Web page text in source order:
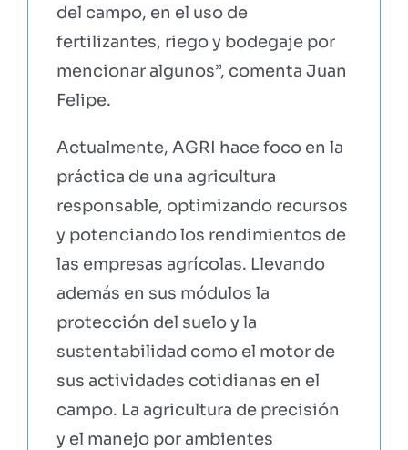
del campo, en el uso de
fertilizantes, riego y bodegaje por
mencionar algunos”, comenta Juan
Felipe.
Actualmente, AGRI hace foco en la
práctica de una agricultura
responsable, optimizando recursos
y potenciando los rendimientos de
las empresas agrícolas. Llevando
además en sus módulos la
protección del suelo y la
sustentabilidad como el motor de
sus actividades cotidianas en el
campo. La agricultura de precisión
y el manejo por ambientes